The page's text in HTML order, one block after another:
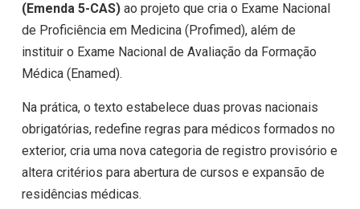
(Emenda 5-CAS)ao projeto que cria o Exame Nacional
de Proficiência em Medicina (Profimed), além de
instituir o Exame Nacional de Avaliação da Formação
Médica (Enamed).
Na prática, o texto estabelece duas provas nacionais
obrigatórias, redefine regras para médicos formados no
exterior, cria uma nova categoria de registro provisório e
altera critérios para abertura de cursos e expansão de
residências médicas.